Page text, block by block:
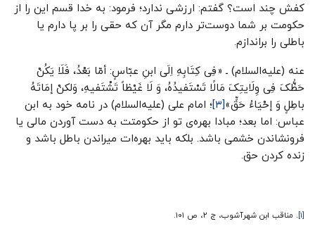
کفش چند است؟ گفتم: ارزشی ندارد؛ فرمود: به خدا قسم این را از
حکومت بر شما دوست‌تر دارم مگر آن که حقی را بر پا دارم یا
باطلی را براندازم.
عنه (علیه‌السلام) ـ «فِی کِتَابِهِ اِلَی ابنِ عبّاسٍ: أمّا بَعْدُ، فَلَا یَکُنْ
حَظُّکَ فِی وِلَایتِکَ مَالًا تَسْتَفیدُهُ، وَ لَا غَیْظاً تَشْتَفیهِ، وَلکنْ إمَاتَهُ
باطِلٍ وَ إحْیَاءُ حَقٍّ»[۳]
؛ امام علی (علیه‌السلام) در نامه خود به ابن
عباس: اما بعد؛ مبادا بهره‌ی تو از حکومتت به دست آوردن مالی یا
فرونشاندن خشمی باشد. بلکه باید بهره‌ات میراندن باطل باشد و
زنده کردن حق.
[۱] . مناقب ابن شهرآشوب، ج ۲، ص ۱۰۱.